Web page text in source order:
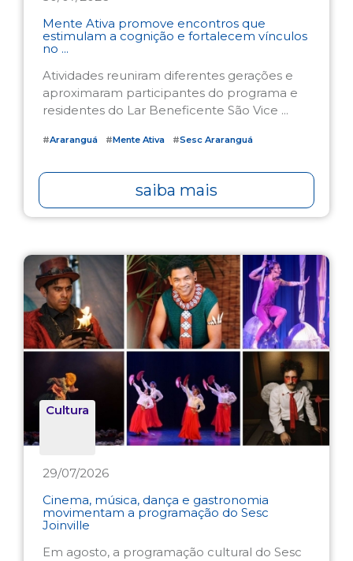
Mente Ativa promove encontros que
estimulam a cognição e fortalecem vínculos
no ...
Atividades reuniram diferentes gerações e
aproximaram participantes do programa e
residentes do Lar Beneficente São Vice ...
#Araranguá #Mente Ativa #Sesc Araranguá
saiba mais
Cultura
29/07/2026
Cinema, música, dança e gastronomia
movimentam a programação do Sesc
Joinville
Em agosto, a programação cultural do Sesc